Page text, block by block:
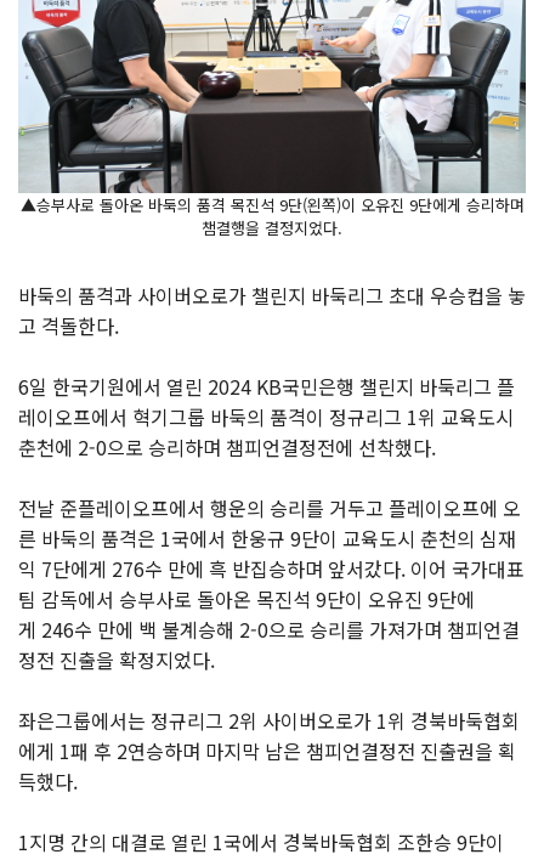
▲승부사로 돌아온 바둑의 품격 목진석 9단(왼쪽)이 오유진 9단에게 승리하며
챔결행을 결정지었다.
바둑의 품격과 사이버오로가 챌린지 바둑리그 초대 우승컵을 놓
고 격돌한다.
6일 한국기원에서 열린 2024 KB국민은행 챌린지 바둑리그 플
레이오프에서 혁기그룹 바둑의 품격이 정규리그 1위 교육도시
춘천에 2-0으로 승리하며 챔피언결정전에 선착했다.
전날 준플레이오프에서 행운의 승리를 거두고 플레이오프에 오
른 바둑의 품격은 1국에서 한웅규 9단이 교육도시 춘천의 심재
익 7단에게 276수 만에 흑 반집승하며 앞서갔다. 이어 국가대표
팀 감독에서 승부사로 돌아온 목진석 9단이 오유진 9단에
게 246수 만에 백 불계승해 2-0으로 승리를 가져가며 챔피언결
정전 진출을 확정지었다.
좌은그룹에서는 정규리그 2위 사이버오로가 1위 경북바둑협회
에게 1패 후 2연승하며 마지막 남은 챔피언결정전 진출권을 획
득했다.
1지명 간의 대결로 열린 1국에서 경북바둑협회 조한승 9단이